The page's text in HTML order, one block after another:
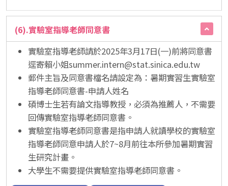
(6).實驗室指導老師同意書
實驗室指導老師請於2025年3月17日(一)前將同意書
逕寄賴小姐summer.intern@stat.sinica.edu.tw
郵件主旨及同意書檔名請設定為：暑期實習生實驗室
指導老師同意書-申請人姓名
碩博士生若有論文指導教授，必須為推薦人，不需要
回傳實驗室指導老師同意書。
實驗室指導老師同意書是指申請人就讀學校的實驗室
指導老師同意申請人於7~8月前往本所參加暑期實習
生研究計畫。
大學生不需要提供實驗室指導老師同意書。